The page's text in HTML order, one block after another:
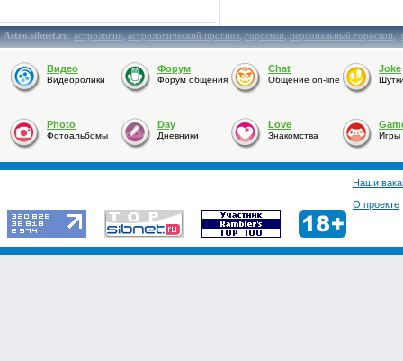
Astro.sibnet.ru:астрология,астрологический прогноз,гороскоп,персональный гороскоп,
Видео
Видеоролики
Форум
Форум общения
Chat
Общение on-line
Joke
Photo
Фотоальбомы
Day
Дневники
Love
Знакомства Игры
Наши
О проекте